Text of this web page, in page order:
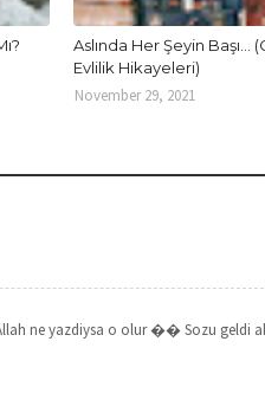
Aslında Her Şeyin Başı...
Evlilik Hikayeleri)
November 29, 2021
ne yazdiysa o olur �� Sozu geldi